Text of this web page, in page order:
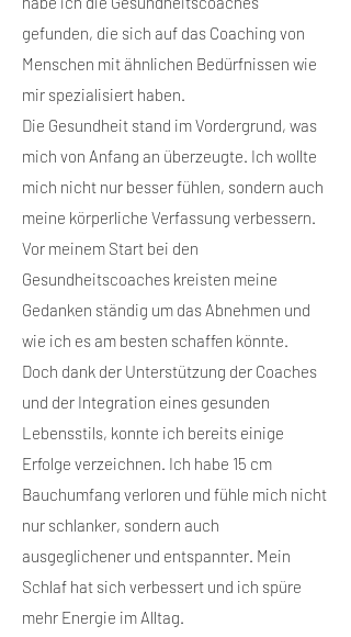
gefunden, die sich auf das Coaching von
Menschen mit ähnlichen Bedürfnissen wie
mir spezialisiert haben.
Die Gesundheit stand im Vordergrund, was
mich von Anfang an überzeugte. Ich wollte
mich nicht nur besser fühlen, sondern auch
meine körperliche Verfassung verbessern.
Vor meinem Start bei den
Gesundheitscoaches kreisten meine
Gedanken ständig um das Abnehmen und
wie ich es am besten schaffen könnte.
Doch dank der Unterstützung der Coaches
und der Integration eines gesunden
Lebensstils, konnte ich bereits einige
Erfolge verzeichnen. Ich habe 15 cm
Bauchumfang verloren und fühle mich nicht
nur schlanker, sondern auch
ausgeglichener und entspannter. Mein
Schlaf hat sich verbessert und ich spüre
mehr Energie im Alltag.